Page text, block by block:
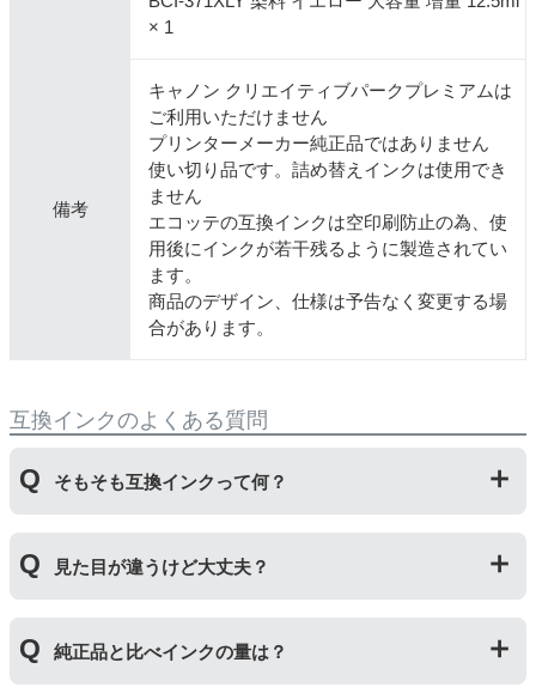
× 1
備考
キャノン クリエイティブパークプレミアムは
ご利用いただけません
プリンターメーカー純正品ではありません
使い切り品です。詰め替えインクは使用でき
ません
エコッテの互換インクは空印刷防止の為、使
用後にインクが若干残るように製造されてい
ます。
商品のデザイン、仕様は予告なく変更する場
合があります。
互換インクのよくある質問
そもそも互換インクって何？
いる互換品です。サードパーティ製や社外品などとも言
われます。開発コストが低いため純正品よりも安価でご
見た目が違うけど大丈夫？
いる互換品です。プリンターに適合するように作られて
いますが、一部特許回避を目的に形状をあえて変更して
純正品と比べインクの量は？